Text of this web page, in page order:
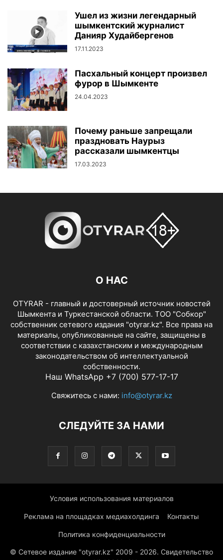
Ушел из жизни легендарный
шымкентский журналист
Данияр Худайбергенов
17.11.2023
Пасхальный концерт произвел
фурор в Шымкенте
24.04.2023
Почему раньше запрещали
праздновать Наурыз
рассказали шымкентцы
17.03.2023
О НАС
OTYRAR - главный и достоверный источник новостей
Шымкента и Туркестанской области. ТОО "Собкор"
собственник сетевого издания "otyrar.kz". Все права на
материалы, опубликованные на сайте, защищены в
соответствии с казахстанским и международным
законодательством об интеллектуальной
собственности.
Наш WhatsApp +7 (700) 577-17-17
Свяжитесь с нами: info@otyrar.kz
СЛЕДУЙТЕ ЗА НАМИ
Условия использования материалов
Реклама на площадках медиахолдинга Контакты
Политика конфиденциальности
© Сетевое издание "otyrar.kz" 2009 - 2026. Свидетельство